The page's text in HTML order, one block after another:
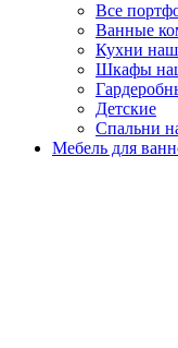
Все
Ванные
Кухни
Шкафы
Детские
Спальни
Мебель для